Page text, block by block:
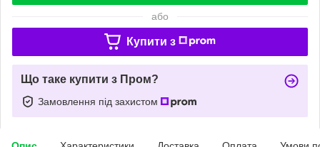
або
Купити з
Що таке купити з Пром?
Замовлення під захистом